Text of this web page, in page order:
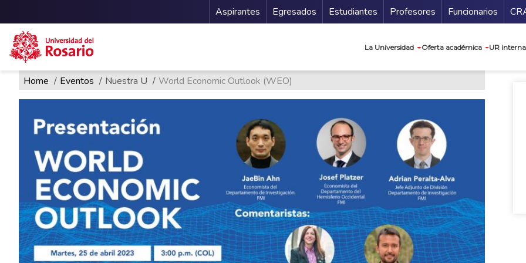
Pasar al contenido principal
Menu Secundario
Aspirantes Egresados Estudiantes Profesores Funcionarios
La Universidad Oferta académica UR
Ruta de navegación
Home Eventos Nuestra U World Economic Outlook (WEO)